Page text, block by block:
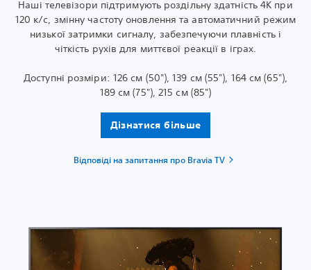
Наші телевізори підтримують роздільну здатність 4K при
120 к/с, змінну частоту оновлення та автоматичний режим
низької затримки сигналу, забезпечуючи плавність і
чіткість рухів для миттєвої реакції в іграх.
Доступні розміри: 126 см (50"), 139 см (55"), 164 см (65"),
189 см (75"), 215 см (85")
Дізнатися більше
Відповіді на запитання про Bravia TV